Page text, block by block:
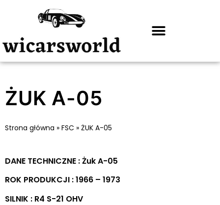
ŻUK A-05
Strona główna » FSC » ŻUK A-05
DANE TECHNICZNE : Żuk A-05
ROK PRODUKCJI : 1966 – 1973
SILNIK : R4 S-21 OHV